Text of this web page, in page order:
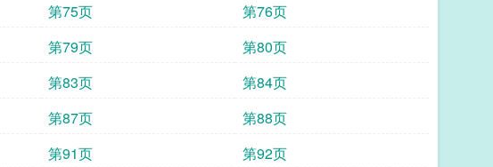
第75页
第76页
第79页
第80页
第83页
第84页
第87页
第88页
第91页
第92页